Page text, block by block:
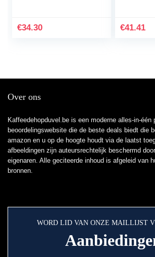
€34.30 €41.41
Over ons
Kaffeedehopduvel.be is een moderne alles-in-één
beoordelingswebsite die de beste deals biedt die
amazon en u op de hoogte houdt via de laatst
afbeeldingen zijn auteursrechtelijk beschermd
eigenaren. Alle geciteerde inhoud is afgeleid van
bronnen.
WORD LID VAN ONZE MAILLIJST